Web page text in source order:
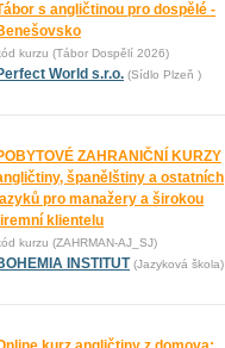
s angličtinou pro dospělé -
kurzu (Tábor Dospělí 2026)
World s.r.o. (Sídlo Plzeň )
ZAHRANIČNÍ KURZY
španělštiny a ostatních
pro manažery a širokou
klientelu
kurzu (ZAHRMAN-AJ_SJ)
INSTITUT (Jazyková škola)